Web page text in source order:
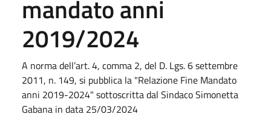
mandato anni
2019/2024
A norma dell’art. 4, comma 2, del D. Lgs. 6 settembre
2011, n. 149, si pubblica la "Relazione Fine Mandato
anni 2019-2024" sottoscritta dal Sindaco Simonetta
Gabana in data 25/03/2024